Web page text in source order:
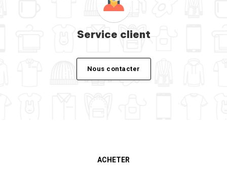
Service client
Nous contacter
ACHETER